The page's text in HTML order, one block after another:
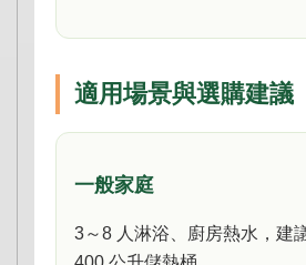
適用場景與選購建議
一般家庭
3～8 人淋浴、廚房熱水，建